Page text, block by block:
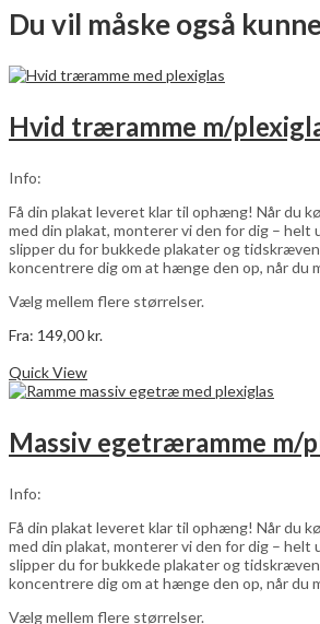
Du vil måske også
Info:
Få din plakat leveret klar til ophæng! Når du
med din plakat, monterer vi den for dig – helt
slipper du for bukkede plakater og
koncentrere dig om at hænge den op, når du
Vælg mellem flere størrelser.
Fra: 149,00kr.
har
Mulighederne
varesiden
Quick View
Info:
Få din plakat leveret klar til ophæng! Når du
med din plakat, monterer vi den for dig – helt
slipper du for bukkede plakater og
koncentrere dig om at hænge den op, når du
Vælg mellem flere størrelser.